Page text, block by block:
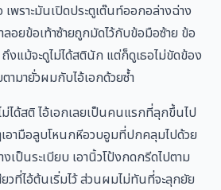
พราะมันเปิดประตูเต๊นท์ออกอล่างฉ่าง
อยข้อเท้าซ้ายถูกมัดไว้กับข้อมือซ้าย ข้อ
ถึงแม้จะดูไม่ได้สตินัก แต่ก็ดูเธอไม่ขัดข้อง
มายั่วผมกับไอ้เอกด้วยซ้ำ
ได้สติ ไอ้เอกเลยเป็นคนแรกที่ลุกขึ้นไป
อามือลูบโหนกหีอวบอูมที่ปกคลุมไปด้วย
ป็นระเบียบ เอานิ้วโป้งกดกรีดไปตาม
วที่ไอ้ต้นเริ่มไว้ ส่วนผมไม่ทันที่จะลุกยัย